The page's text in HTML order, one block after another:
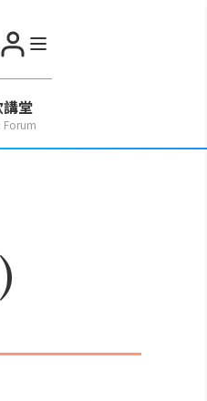
堂
Forum